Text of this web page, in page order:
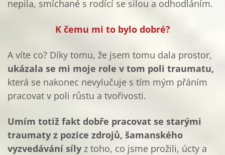
nepila, smíchané s rodící se silou a odhodláním.
K čemu mi to bylo dobré?
A víte co? Díky tomu, že jsem tomu dala prostor,
ukázala se mi moje role v tom poli traumatu,
která se nakonec nevylučuje s tím mým přáním
pracovat v poli růstu a tvořivosti.
Umím totiž fakt dobře pracovat se starými
traumaty z pozice zdrojů, šamanského
vyzvedávání síly z toho, co jsme prožili, úcty a